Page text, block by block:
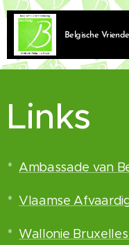
Belgische
Links
*Ambassade van
*Vlaamse
*Wallonie